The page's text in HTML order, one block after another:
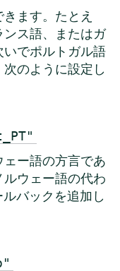
ます。たとえ
ス語、またはガ
でポルトガル語
のように設定し
ー語の方言であ
ウェー語の代わ
バックを追加し